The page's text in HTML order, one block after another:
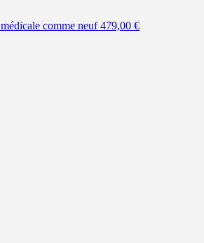
comme neuf 479,00 €